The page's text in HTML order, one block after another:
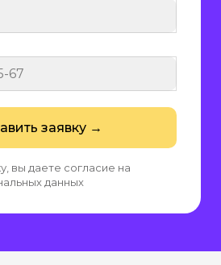
заявку →
вы даете согласие на
данных